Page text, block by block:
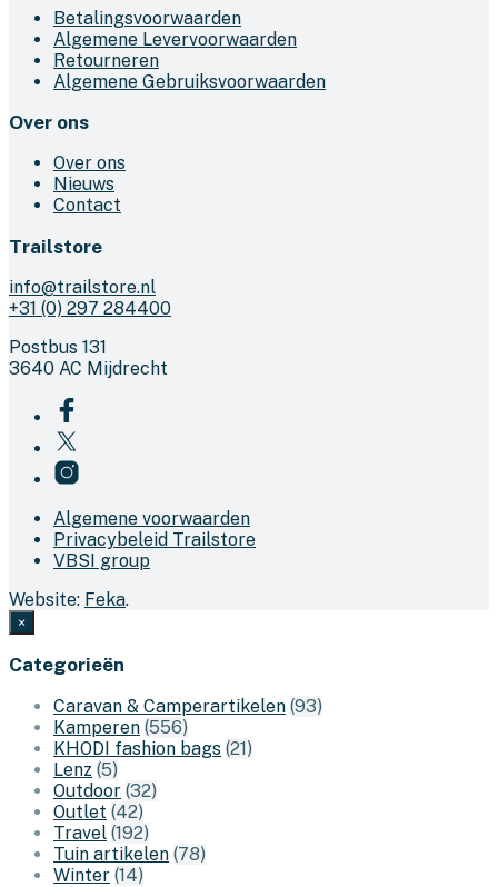
Betalingsvoorwaarden
Algemene Levervoorwaarden
Retourneren
Algemene Gebruiksvoorwaarden
Over ons
Over ons
Nieuws
Contact
Trailstore
info@trailstore.nl
+31 (0) 297 284400
Postbus 131
3640 AC Mijdrecht
Algemene voorwaarden
Privacybeleid Trailstore
VBSI group
Website: Feka.
×
Categorieën
Caravan & Camperartikelen (93)
Kamperen (556)
KHODI fashion bags (21)
Lenz (5)
Outdoor (32)
Outlet (42)
Travel (192)
Tuin artikelen (78)
Winter (14)